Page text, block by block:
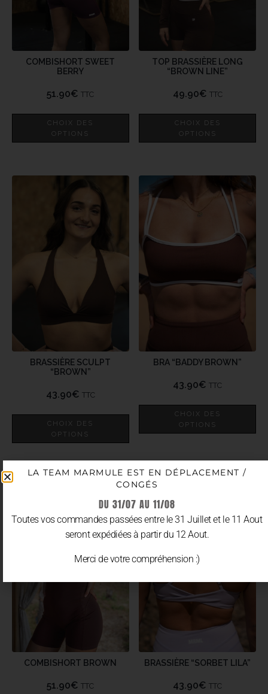
COMBISHORT SWEET
BERRY
51.90€ TTC
CHOIX DES
OPTIONS
TOP BRASSIÈRE LONG
“BROWN LINE”
49.90€ TTC
CHOIX DES
OPTIONS
BRASSIÈRE SCULPT
“BROWN”
43.90€ TTC
CHOIX DES
OPTIONS
BRA “BADDY BROWN”
43.90€ TTC
CHOIX DES
OPTIONS
COMBISHORT BROWN
51.90€ TTC
BRASSIÈRE “SORBET LILA”
43.90€ TTC
LA TEAM MARMULE EST EN DÉPLACEMENT /
CONGÉS
DU 31/07 AU 11/08
Toutes vos commandes passées entre le 31 Juillet et le 11 Aout
seront expédiées à partir du 12 Aout.
Merci de votre compréhension :)